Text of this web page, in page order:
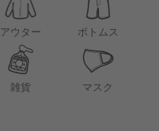
アウター ボトムス
雑貨 マスク